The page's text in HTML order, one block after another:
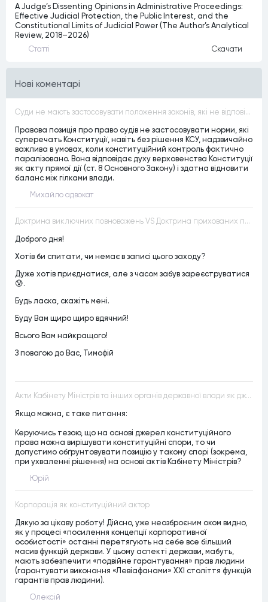
A Judge’s Dissenting Opinions in Administrative Proceedings:
Effective Judicial Protection, the Public Interest, and the
Constitutional Limits of Judicial Power (The Author’s Analytical
Review, 2018–2026)
Статтi Скачати
Нові коментарі
Суди не мають застосовувати положення законів, які не відповідають Конституції, незалежно від того, чи визнавалися вони Конституційним Судом України неконституційними, тобто закони, що суперечать Конституції України не можуть застосовуватися навіть у випадках, коли вони є чинними
Правова позиція про право судів не застосовувати норми, які
суперечать Конституції, навіть без рішення КСУ, надзвичайно
важлива в умовах, коли конституційний контроль фактично
паралізовано. Вона відповідає духу верховенства Конституції
як акту прямої дії (ст. 8 Основного Закону) і здатна відновити
баланс між гілками влади.
Михайло адвокат
Доктрина виключних повноважень VS Доктрина прихованих повноважень
Доброго дня!
Хотів би спитати, чи немає в записі цього заходу?
Дуже хотів приєднатися, але з часом забув зареєструватися
😰.
Будь ласка, скажіть мені.
Буду Вам щиро щиро вдячний!
Всього Вам найкращого!
З повагою до Вас, Тимофій
Акти Кабінету Міністрів та інших органів державної влади як джерела конституційного права
Якщо можна, є таке питання:
Керуючись тезою, що на основі джерел конституційного
права можна вирішувати конституційні спори, то чи
допустимо обґрунтовувати позицію у такому спорі (зокрема,
при ухваленні рішення) на основі актів Кабінету Міністрів?
Юрій
Корпорація як конституційний актор
Дякую за цікаву роботу! Дійсно, уже неозброєним оком видно,
як у процесі «посилення концепції корпоративної
особистості» останні перетягують на себе все більший
масив функцій держави. У цьому аспекті держави, мабуть,
мають забезпечити «подвійне гарантування» прав людини
(гарантувати виконання «Левіафанами» ХХІ століття функцій
гарантів прав людини).
Олексій